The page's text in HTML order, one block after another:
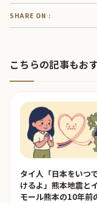
SHARE ON :
こちらの記事もお
タイ人「日本をいつ
けるよ」熊本地震と
モール熊本の10年前